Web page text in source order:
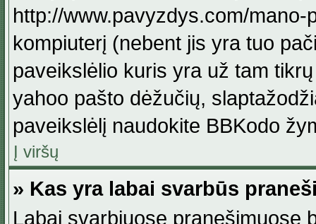
http://www.pavyzdys.com/
kompiuterį (nebent jis yra tuo
paveikslėlio kuris yra už tam
yahoo pašto dėžučių,
paveikslėlį naudokite BBKodo
Į viršų
» Kas yra labai svarbūs
Labai svarbiuose pranešimuose